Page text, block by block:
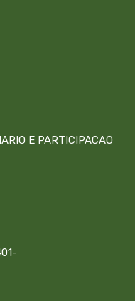
E PARTICIPACAO